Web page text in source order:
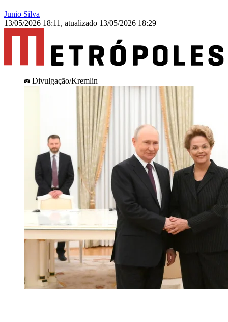
Junio Silva
13/05/2026 18:11 , atualizado 13/05/2026 18:29
Divulgação/Kremlin